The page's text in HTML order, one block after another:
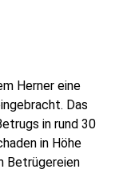
Herner eine
Das
in rund 30
in Höhe
Betrügereien